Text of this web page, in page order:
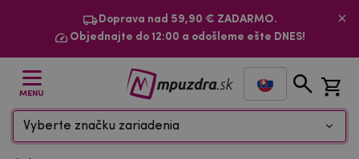
Doprava nad 59,90 € ZADARMO.
Objednajte do 12:00 a odošleme ešte DNES!
MENU
Vyberte značku zariadenia